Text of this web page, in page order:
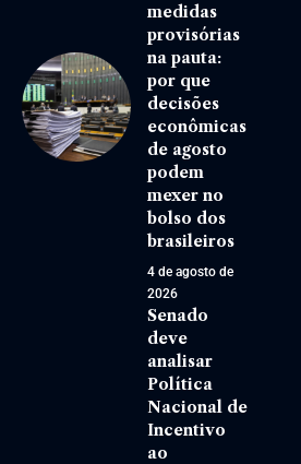
medidas
provisórias
na pauta:
por que
decisões
econômicas
de agosto
podem
mexer no
bolso dos
brasileiros
4 de agosto de
2026
Senado
deve
analisar
Política
Nacional de
Incentivo
ao